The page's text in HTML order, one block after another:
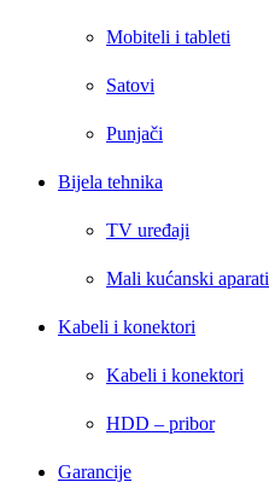
Mobiteli i tableti
Satovi
Punjači
Bijela tehnika
TV uređaji
Mali kućanski aparati
Kabeli i konektori
Kabeli i konektori
HDD – pribor
Garancije